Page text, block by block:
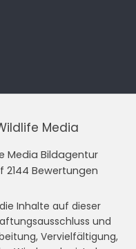
Media
Media Bildagentur
2144 Bewertungen
Inhalte auf dieser
und
Vervielfältigung,